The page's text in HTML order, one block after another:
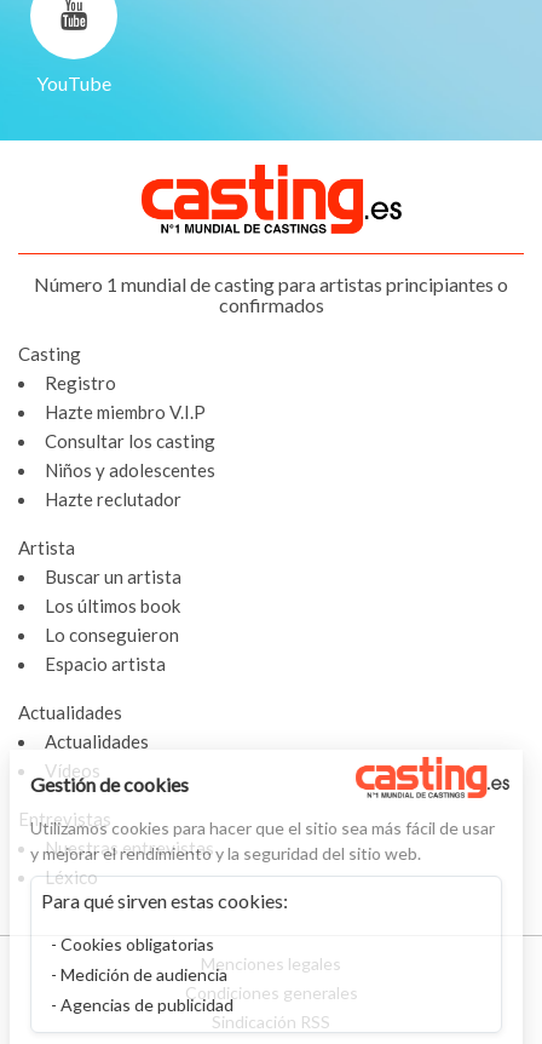
YouTube
Número 1 mundial de casting para artistas principiantes o
confirmados
Casting
Registro
Hazte miembro V.I.P
Consultar los casting
Niños y adolescentes
Hazte reclutador
Artista
Buscar un artista
Los últimos book
Lo conseguieron
Espacio artista
Actualidades
Actualidades
Vídeos
Entrevistas
Nuestras entrevistas
Léxico
Menciones legales
Condiciones generales
Sindicación RSS
Gestión de cookies
Utilizamos cookies para hacer que el sitio sea más fácil de usar
y mejorar el rendimiento y la seguridad del sitio web.
Para qué sirven estas cookies:
Cookies obligatorias
Medición de audiencia
Agencias de publicidad